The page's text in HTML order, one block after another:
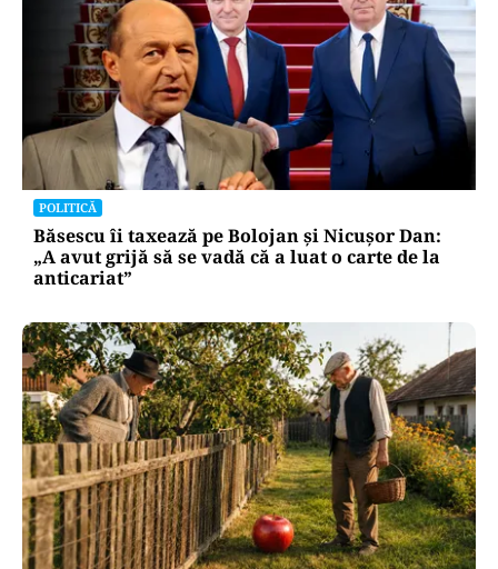
POLITICĂ
Băsescu îi taxează pe Bolojan și Nicușor Dan:
„A avut grijă să se vadă că a luat o carte de la
anticariat”